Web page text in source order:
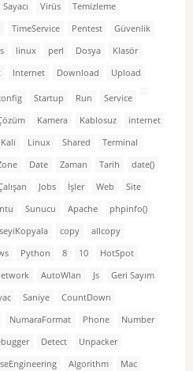
Virüs
Temizleme
TimeService Pentest
Güvenlik
linux perl Dosya
Klasör
Internet Download Upload
Startup Run
Service
Kamera Kablosuz
internet
Kali Linux Shared
Terminal
Date Zaman Tarih
date()
Jobs İşler Web
Site
Sunucu Apache
phpinfo()
copy
allcopy
Python 8 10
HotSpot
AutoWlan Js
Geri Sayım
Saniye
CountDown
NumaraFormat Phone
Number
Detect
Unpacker
Algorithm
Mac